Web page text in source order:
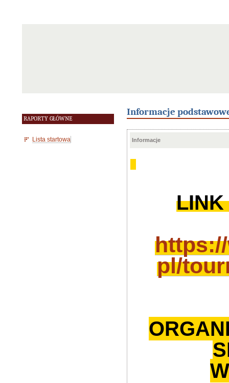
RAPORTY GŁÓWNE
Lista startowa
Informacje
Informacje
LINK
pl/